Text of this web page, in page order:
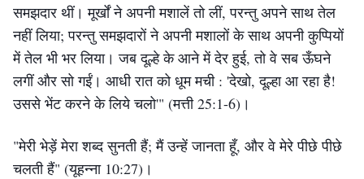
समझदार थीं। मूर्खों ने अपनी मशालें तो लीं, परन्तु अपने साथ तेल
नहीं लिया; परन्तु समझदारों ने अपनी मशालों के साथ अपनी कुप्पियों
में तेल भी भर लिया। जब दूल्हे के आने में देर हुई, तो वे सब ऊँघने
लगीं और सो गईं। आधी रात को धूम मची : 'देखो, दूल्हा आ रहा है!
उससे भेंट करने के लिये चलो'" (मत्ती 25:1-6) ।
"मेरी भेड़ें मेरा शब्द सुनती हैं; मैं उन्हें जानता हूँ, और वे मेरे पीछे पीछे
चलती हैं" (यूहन्ना 10:27) ।